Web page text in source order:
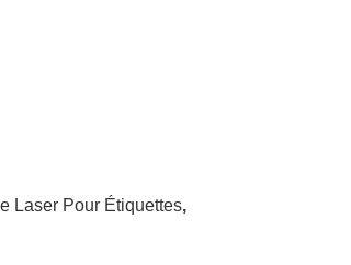
Laser Pour Étiquettes,